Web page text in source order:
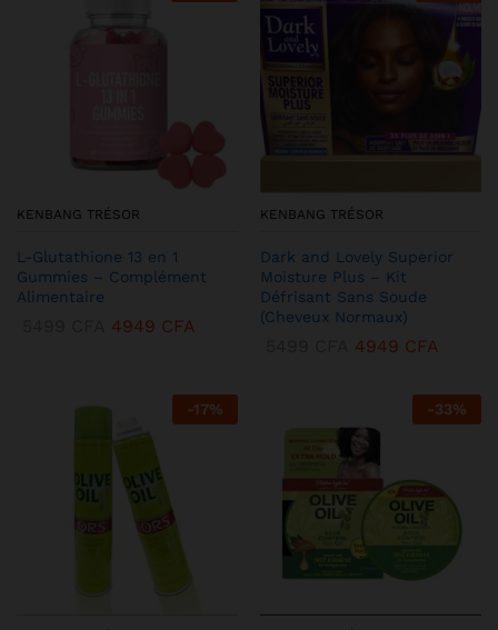
KENBANG TRÉSOR
L-Glutathione 13 en 1
Gummies – Complément
Alimentaire
4949 CFA
KENBANG TRÉSOR
Dark and Lovely Superior
Moisture Plus – Kit
Défrisant Sans Soude
(Cheveux Normaux)
4949 CFA
-17% -33%